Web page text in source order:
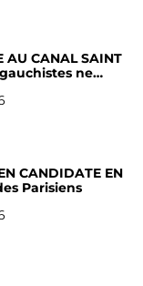
AU CANAL SAINT
ne
CANDIDATE EN
Parisiens